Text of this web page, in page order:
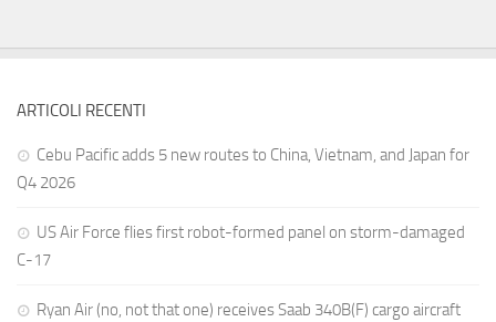
ARTICOLI RECENTI
Cebu Pacific adds 5 new routes to China, Vietnam, and Japan for
Q4 2026
US Air Force flies first robot-formed panel on storm-damaged
C-17
Ryan Air (no, not that one) receives Saab 340B(F) cargo aircraft